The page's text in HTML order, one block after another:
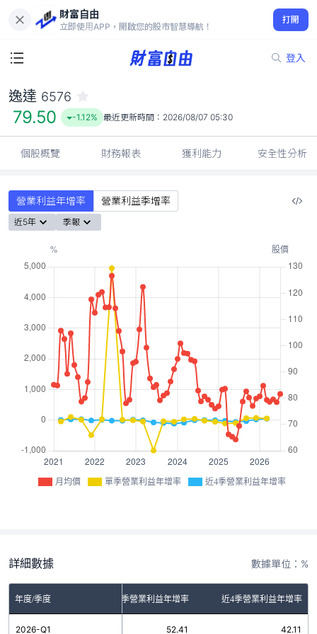
財富自由
立即使用APP，開啟您的股市智慧導航！
打開
登入
79.50
-1.12%
逸達 6576
79.50 -1.12% 最近更新時間： 2026/08/07 05:30
個股概覽 財務報表 獲利能力 安全性分析
營業利益年增率 營業利益季增率
近5年 季報
月均價 單季營業利益年增率 近4季營業利益年增率
詳細數據 數據單位：%
年度/季度 單季營業利益年增率 近4季營業利益年增率
2026-Q1 52.41 42.11